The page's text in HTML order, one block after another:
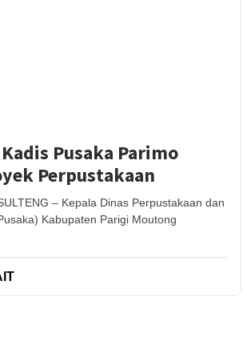
Pusaka Parimo
Perpustakaan
– Kepala Dinas Perpustakaan dan
Kabupaten Parigi Moutong